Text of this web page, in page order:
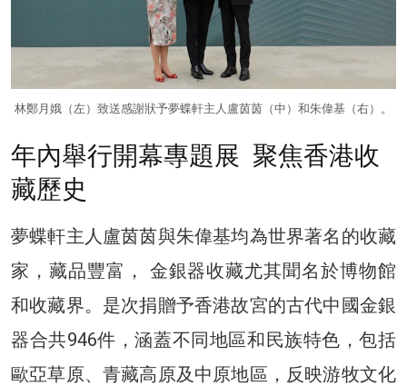
林鄭月娥（左）致送感謝狀予夢蝶軒主人盧茵茵（中）和朱偉基（右）。
年內舉行開幕專題展 聚焦香港收
藏歷史
夢蝶軒主人盧茵茵與朱偉基均為世界著名的收藏
家，藏品豐富， 金銀器收藏尤其聞名於博物館
和收藏界。是次捐贈予香港故宮的古代中國金銀
器合共946件，涵蓋不同地區和民族特色，包括
歐亞草原、青藏高原及中原地區，反映游牧文化